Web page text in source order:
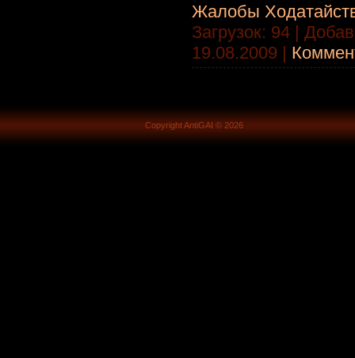
Жалобы
Загрузок: 94 |
19.08.2009 |
Copyright AntiGAI © 2026